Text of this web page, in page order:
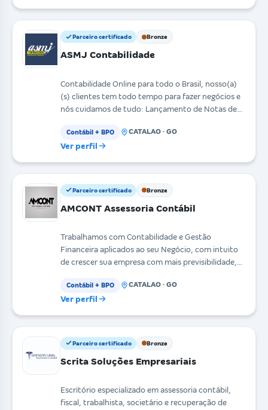
Parceiro certificado Bronze
ASMJ Contabilidade
Contabilidade Online para todo o Brasil, nosso(a)
(s) clientes tem todo tempo para fazer negócios e
nós cuidamos de tudo: Lançamento de Notas de
Contábil + BPO CATALAO · GO
Ver perfil
Parceiro certificado Bronze
AMCONT Assessoria Contábil
Trabalhamos com Contabilidade e Gestão
Financeira aplicados ao seu Negócio, com intuito
de crescer sua empresa com mais previsibilidade,
Contábil + BPO CATALAO · GO
Ver perfil
Parceiro certificado Bronze
Scrita Soluções Empresariais
Escritório especializado em assessoria contábil,
fiscal, trabalhista, societário e recuperação de